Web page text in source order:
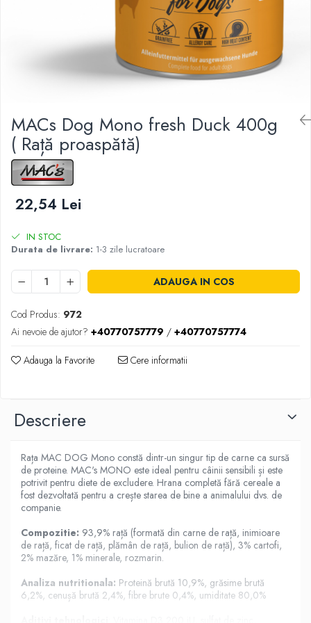
MACs Dog Mono fresh Duck 400g
( Rață proaspătă)
22,54 Lei
IN STOC
Durata de livrare: 1-3 zile lucratoare
ADAUGA IN COS
Cod Produs: 972
Ai nevoie de ajutor? +40770757779 / +40770757774
Adauga la Favorite Cere informatii
Descriere
Rața MAC DOG Mono constă dintr-un singur tip de carne ca sursă
de proteine. MAC's MONO este ideal pentru câinii sensibili și este
potrivit pentru diete de excludere. Hrana completă fără cereale a
fost dezvoltată pentru a crește starea de bine a animalului dvs. de
companie.
Compozitie: 93,9% rață (formată din carne de rață, inimioare
de rață, ficat de rață, plămân de rață, bulion de rață), 3% cartofi,
2% mazăre, 1% minerale, rozmarin.
Analiza nutritionala: Proteină brută 10,9%, grăsime brută
6,2%, cenușă brută 2,4%, fibre brute 0,4%, umiditate 80,0%